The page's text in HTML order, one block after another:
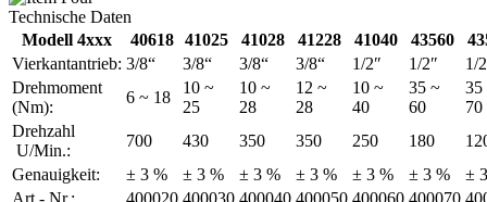
Technische Daten
Modell 4xxx
40618 41025 41028 41228 41040 43560
Vierkantantrieb: 3/8“ 3/8“ 3/8“ 3/8“ 1/2″ 1/2″
1/
Drehmoment
(Nm):
6 ~ 18
10 ~
25
10 ~
28
12 ~
28
10 ~
40
35 ~
60
35
70
Drehzahl
U/Min.:
700 430 350 350 250 180
Genauigkeit:
± 3 % ± 3 % ± 3 % ± 3 % ± 3 % ± 3 %
±
Art.- Nr.:
400020 400030 400040 400050 400060 400070